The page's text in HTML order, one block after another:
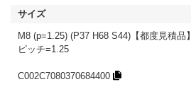
M8 (p=1.25) (P37 H68 S44)【都度見積品】
ピッチ=1.25
C002C7080370684400